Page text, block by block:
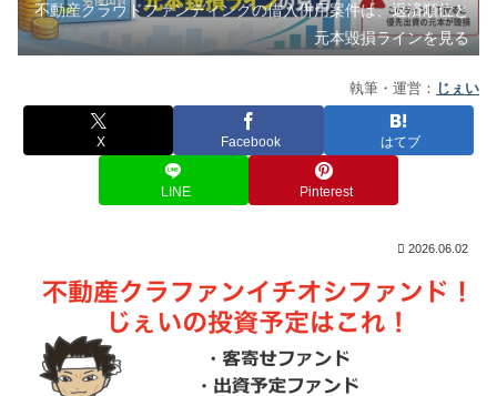
不動産クラウドファンディングの借入併用案件は、返済順位と
元本毀損ラインを見る
執筆・運営： じぇい
X Facebook はてブ
LINE Pinterest
2026.06.02